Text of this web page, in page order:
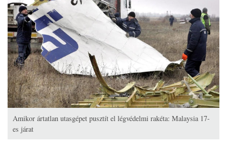
Amikor ártatlan utasgépet pusztít el légvédelmi rakéta: Malaysia 17-
es járat